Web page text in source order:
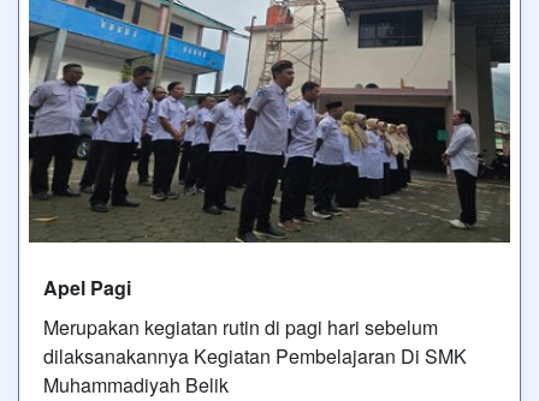
Apel Pagi
Merupakan kegiatan rutin di pagi hari sebelum
dilaksanakannya Kegiatan Pembelajaran Di SMK
Muhammadiyah Belik